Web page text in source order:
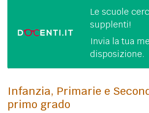
Le scuole
supplenti!
Invia la tua
disposizione.
Infanzia, Primarie e
primo grado